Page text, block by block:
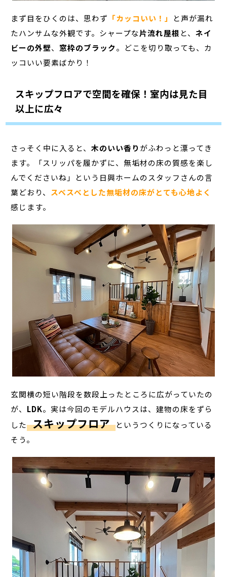
まず目をひくのは、思わず 「カッコいい！」
と声が漏れ
たハンサムな外観です。シャープな片流れ屋根 と、ネイ
ビーの外壁、窓枠のブラック。どこを切り取っても、カ
ッコいい要素ばかり！
スキップフロアで空間を確保！室内は見た目
以上に広々
さっそく中に入ると、木のいい香り がふわっと漂ってき
ます。「スリッパを履かずに、無垢材の床の質感を楽し
んでくださいね」という日興ホームのスタッフさんの言
葉どおり、 スベスベとした無垢材の床がとても心地よく
感じます。
玄関横の短い階段を数段上ったところに広がっていたの
が、 LDK。実は今回のモデルハウスは、建物の床をずら
した スキップフロア
というつくりになっている
そう。